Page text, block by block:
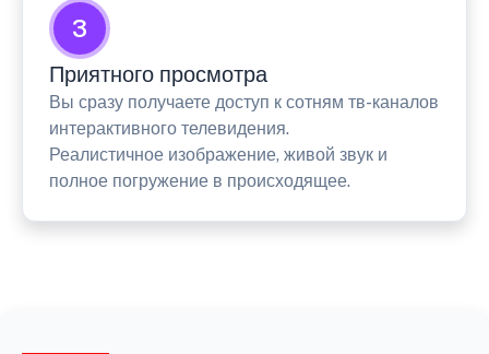
3
Приятного просмотра
Вы сразу получаете доступ к сотням тв-каналов
интерактивного телевидения.
Реалистичное изображение, живой звук и
полное погружение в происходящее.